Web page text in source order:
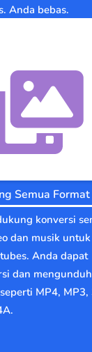
Anda bebas.
Semua
konversi
dan musik untuk
Anda dapat
dan
MP4, MP3,